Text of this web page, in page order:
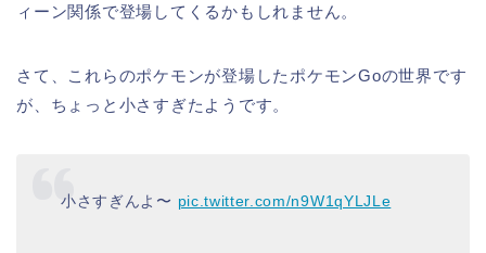
ィーン関係で登場してくるかもしれません。
さて、これらのポケモンが登場したポケモンGoの世界です
が、ちょっと小さすぎたようです。
小さすぎんよ〜 pic.twitter.com/n9W1qYLJLe